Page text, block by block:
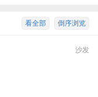
倒序浏览
看全部
沙发